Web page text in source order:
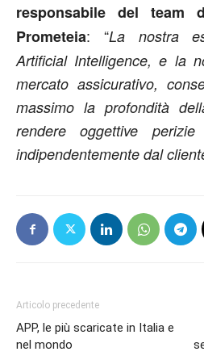
responsabile del team
Prometeia: “La nostra
Artificial Intelligence, e la
mercato assicurativo,
massimo la profondità
rendere oggettive
indipendentemente dal
Articolo precedente
APP, le più scaricate in Italia e
nel mondo